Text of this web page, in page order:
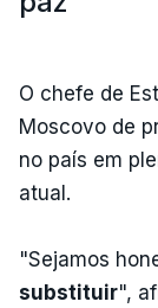
O chefe de
Moscovo de
no país em
atual.
"Sejamos
substituir",